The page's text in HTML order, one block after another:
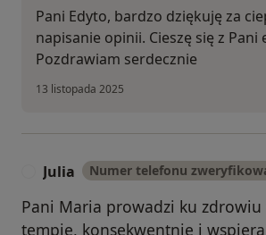
Pani Edyto, bardzo dziękuję za
napisanie opinii. Cieszę się z Pani
Pozdrawiam serdecznie
13 listopada 2025
Julia Numer telefonu
Pani Maria prowadzi ku
tempie, konsekwentnie i